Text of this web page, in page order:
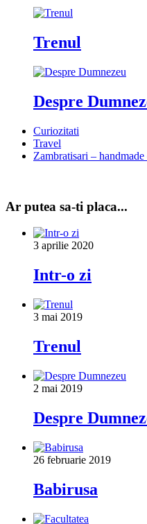
Trenul
Despre
Curiozitati
Travel
Zambratisari – handmade
Ar putea sa-ti placa...
3 aprilie 2020
Intr-o zi
3 mai 2019
Trenul
2 mai 2019
Despre
26 februarie 2019
Babirusa